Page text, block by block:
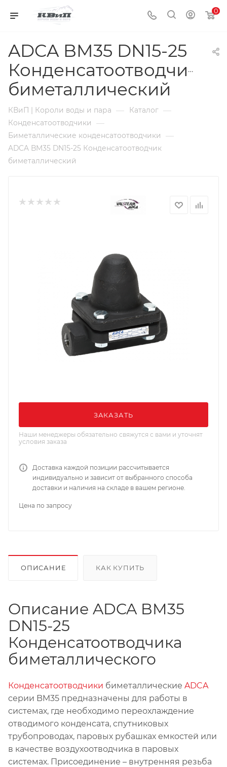
0
ADCA BM35 DN15-25
Конденсатоотводчик
биметаллический
КВиП | Короли воды и пара — Каталог —
Конденсатоотводчики —
Биметаллические конденсатоотводчики —
ADCA BM35 DN15-25 Конденсатоотводчик
биметаллический
ЗАКАЗАТЬ
Наши менеджеры обязательно свяжутся с вами и уточнят
условия заказа
Доставка каждой позиции рассчитывается
индивидуально и зависит от выбранного способа
доставки и наличия на складе в вашем регионе.
Цена по запросу
ОПИСАНИЕ КАК КУПИТЬ
Описание ADCA BM35
DN15-25
Конденсатоотводчика
биметаллического
Конденсатоотводчики биметаллические ADCA
серии BM35 предназначены для работы в
системах, где необходимо переохлаждение
отводимого конденсата, спутниковых
трубопроводах, паровых рубашках емкостей или
в качестве воздухоотводчика в паровых
системах. Присоединение – внутренняя резьба